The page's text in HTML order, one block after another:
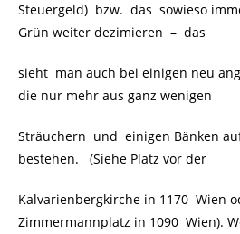
Steuergeld) bzw. das sowieso
Grün weiter dezimieren – das
sieht man auch bei einigen neu
die nur mehr aus ganz wenigen
Sträuchern und einigen Bänken
bestehen. (Siehe Platz vor der
Kalvarienbergkirche in 1170 Wien
Zimmermannplatz in 1090 Wien).